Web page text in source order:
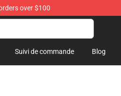
over $100
Suivi de commande Blog